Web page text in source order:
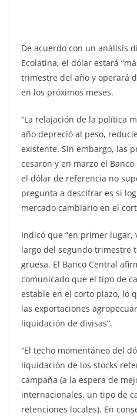
De acuerdo con un análisis
Ecolatina, el dólar estará
trimestre del año y operará
en los próximos meses.
“La relajación de la política
año depreció al peso,
existente. Sin embargo, las
cesaron y en marzo el
el dólar de referencia no
pregunta a descifrar es si
mercado cambiario en el
Indicó que “en primer lugar,
largo del segundo trimestre
gruesa. El Banco Central
comunicado que el tipo de
estable en el corto plazo, lo
las exportaciones
liquidación de divisas”.
“El techo momentáneo del
liquidación de los stocks
campaña (a la espera de
internacionales, un tipo de
retenciones locales). En